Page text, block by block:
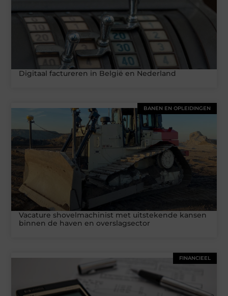
Digitaal factureren in België en Nederland
BANEN EN OPLEIDINGEN
Vacature shovelmachinist met uitstekende kansen
binnen de haven en overslagsector
FINANCIEEL